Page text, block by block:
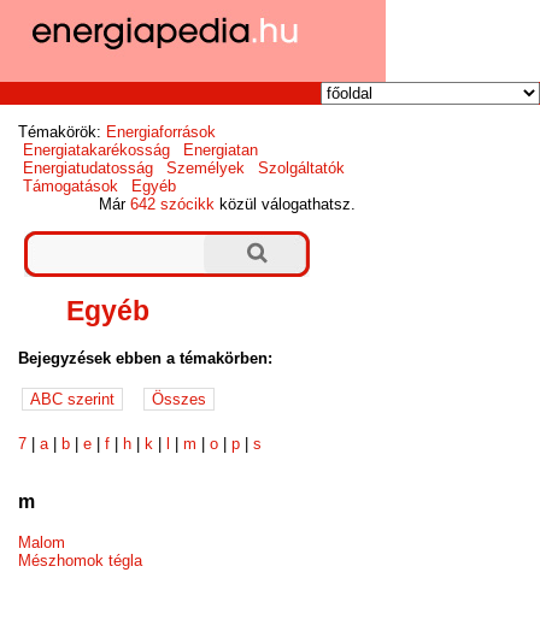
Témakörök: Energiaforrások
Energiatakarékosság
Energiatan
Energiatudatosság
Személyek
Szolgáltatók
Támogatások
Egyéb
Már642 szócikk közül válogathatsz.
Egyéb
Bejegyzések ebben a témakörben:
7 |a b |e |f h k |m |o |p |s
m
Malom
Mészhomok tégla